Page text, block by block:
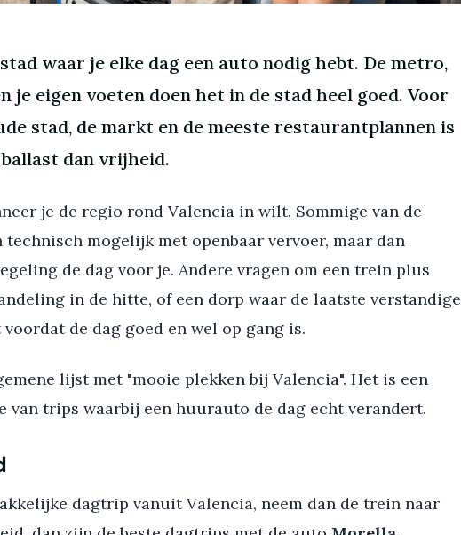
waar je elke dag een auto nodig hebt. De metro,
je eigen voeten doen het in de stad heel goed. Voor
stad, de markt en de meeste restaurantplannen is
dan vrijheid.
je de regio rond Valencia in wilt. Sommige van de
mogelijk met openbaar vervoer, maar dan
de dag voor je. Andere vragen om een trein plus
in de hitte, of een dorp waar de laatste verstandige
de dag goed en wel op gang is.
lijst met "mooie plekken bij Valencia". Het is een
van trips waarbij een huurauto de dag echt verandert.
dagtrip vanuit Valencia, neem dan de trein naar